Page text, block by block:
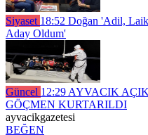
Siyaset 18:52 Doğan 'Adil,
Aday Oldum'
Güncel 12:29 AYVACIK
GÖÇMEN KURTARILDI
ayvacikgazetesi
BEĞEN